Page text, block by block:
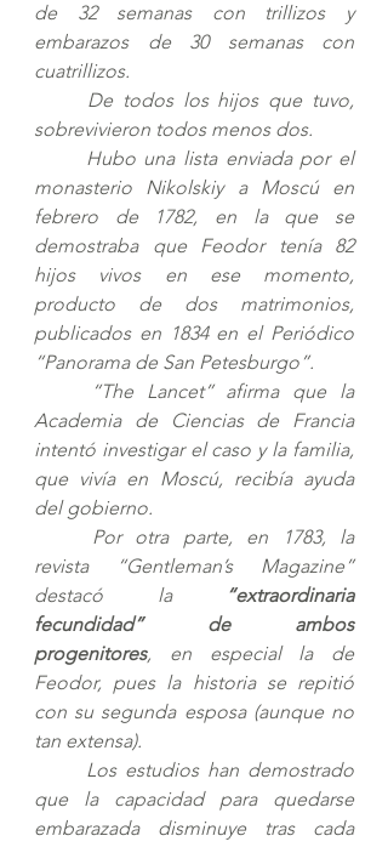
de 32 semanas con trillizos y
embarazos de 30 semanas con
cuatrillizos.
De todos los hijos que tuvo,
sobrevivieron todos menos dos.
Hubo una lista enviada por el
monasterio Nikolskiy a Moscú en
febrero de 1782, en la que se
demostraba que Feodor tenía 82
hijos vivos en ese momento,
producto de dos matrimonios,
publicados en 1834 en el Periódico
“Panorama de San Petesburgo”.
“The Lancet” afirma que la
Academia de Ciencias de Francia
intentó investigar el caso y la familia,
que vivía en Moscú, recibía ayuda
del gobierno.
Por otra parte, en 1783, la
revista “Gentleman’s Magazine”
destacó la
“extraordinaria
fecundidad” de ambos
progenitores, en especial la de
Feodor, pues la historia se repitió
con su segunda esposa (aunque no
tan extensa).
Los estudios han demostrado
que la capacidad para quedarse
embarazada disminuye tras cada